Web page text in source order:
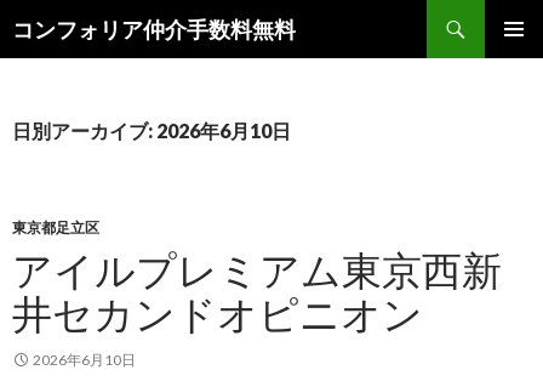
コンフォリア仲介手数料無料
索
ン
キ
ッ
プ
日別アーカイブ: 2026年6月10日
東京都足立区
アイルプレミアム東京西新
井セカンドオピニオン
2026年6月10日